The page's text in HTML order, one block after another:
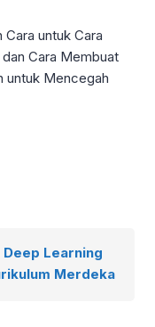
untuk Cara
Cara Membuat
untuk Mencegah
Deep Learning
Merdeka